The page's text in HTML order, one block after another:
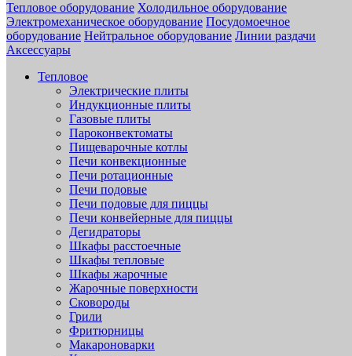
Тепловое оборудование Холодильное оборудование
Электромеханическое оборудование Посудомоечное
оборудование Нейтральное оборудование Линии раздачи
Аксессуары
Тепловое
Электрические плиты
Индукционные плиты
Газовые плиты
Пароконвектоматы
Пищеварочные котлы
Печи конвекционные
Печи ротационные
Печи подовые
Печи подовые для пиццы
Печи конвейерные для пиццы
Дегидраторы
Шкафы расстоечные
Шкафы тепловые
Шкафы жарочные
Жарочные поверхности
Сковороды
Грили
Фритюрницы
Макароноварки